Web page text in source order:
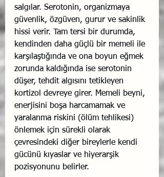
salgılar. Serotonin, organizmaya
güvenlik, özgüven, gurur ve sakinlik
hissi verir. Tam tersi bir durumda,
kendinden daha güçlü bir memeli ile
karşılaştığında ve ona boyun eğmek
zorunda kaldığında ise serotonin
düşer, tehdit algısını tetikleyen
kortizol devreye girer. Memeli beyni,
enerjisini boşa harcamamak ve
yaralanma riskini (ölüm tehlikesi)
önlemek için sürekli olarak
çevresindeki diğer bireylerle kendi
gücünü kıyaslar ve hiyerarşik
pozisyonunu belirler.